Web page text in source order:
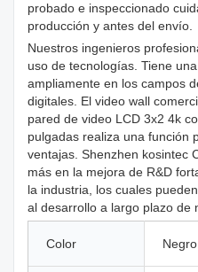
probado e inspeccionado
producción y antes del envío.
Nuestros ingenieros
uso de tecnologías. Tiene
ampliamente en los campos
digitales. El video wall
pared de video LCD 3x2 4k
pulgadas realiza una función
ventajas. Shenzhen kosintec
más en la mejora de R&D
la industria, los cuales
al desarrollo a largo plazo de
Color Negro